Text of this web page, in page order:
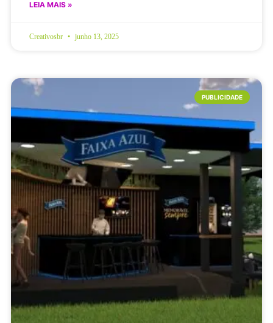
LEIA MAIS »
Creativosbr junho 13, 2025
PUBLICIDADE